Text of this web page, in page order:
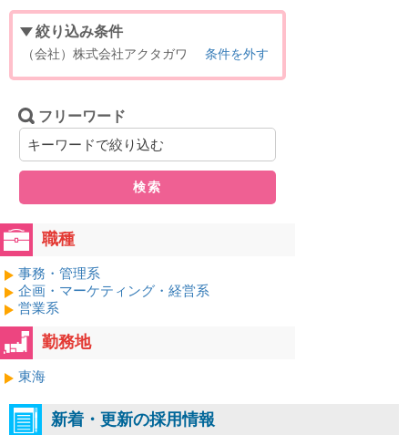
絞り込み条件
（会社）株式会社アクタガワ 条件を外す
フリーワード
検索
職種
事務・管理系
企画・マーケティング・経営系
営業系
勤務地
東海
新着・更新の採用情報